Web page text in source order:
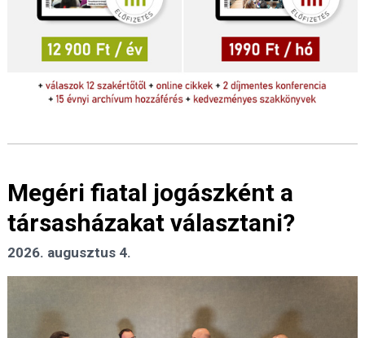
Megéri fiatal jogászként a
társasházakat választani?
2026. augusztus 4.